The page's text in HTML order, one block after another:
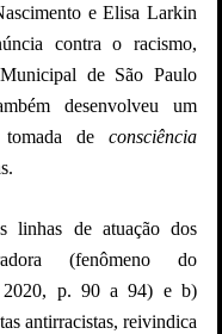
e Elisa Larkin
contra o racismo,
de São Paulo
desenvolveu um
tomada de consciência
linhas de atuação dos
(fenômeno do
2020, p. 90 a 94) e b)
antirracistas, reivindica